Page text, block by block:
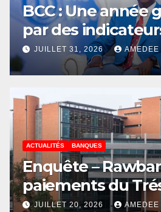
BCC : Une année
par des
récompensent les
décisions
JUILLET 31, 2026 AMEDEE
ACTUALITÉS BANQUES
Enquête –
paiements du
zones d’ombre
JUILLET 20, 2026 AMEDEE